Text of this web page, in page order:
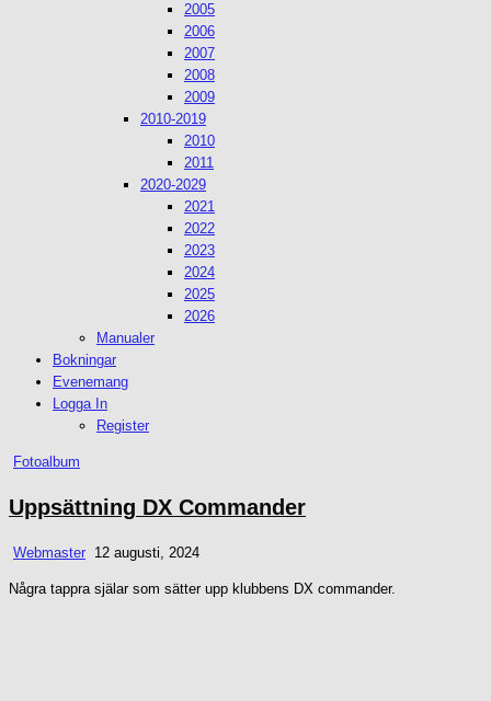
2005
2006
2007
2008
2009
2010-2019
2010
2011
2020-2029
2021
2022
2023
2024
2025
2026
Manualer
Bokningar
Evenemang
Logga In
Register
Posted
Fotoalbum
Uppsättning DX Commander
Webmaster 12 augusti, 2024
Några tappra själar som sätter upp klubbens DX commander.